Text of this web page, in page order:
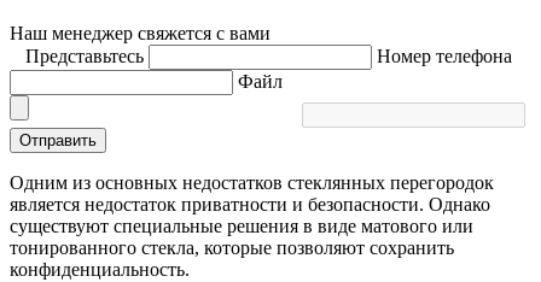
Наш менеджер свяжется с вами
Представьтесь
Номер телефона
Файл
Отправить
Одним из основных недостатков стеклянных перегородок
является недостаток приватности и безопасности. Однако
существуют специальные решения в виде матового или
тонированного стекла, которые позволяют сохранить
конфиденциальность.